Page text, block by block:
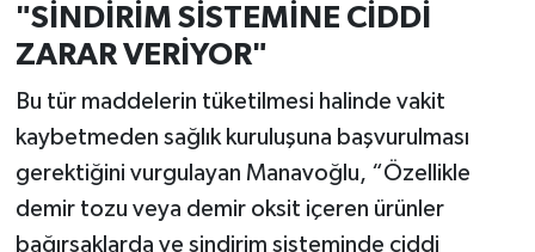
"SİNDİRİM SİSTEMİNE CİDDİ
ZARAR VERİYOR"
Bu tür maddelerin tüketilmesi halinde vakit
kaybetmeden sağlık kuruluşuna başvurulması
gerektiğini vurgulayan Manavoğlu, “Özellikle
demir tozu veya demir oksit içeren ürünler
bağırsaklarda ve sindirim sisteminde ciddi